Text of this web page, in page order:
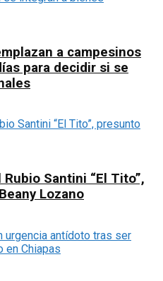
a campesinos
para decidir si se
Santini “El Tito”,
Lozano